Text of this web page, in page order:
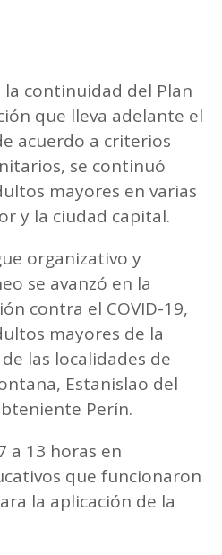
la continuidad del Plan
que lleva adelante el
acuerdo a criterios
se continuó
mayores en varias
y la ciudad capital.
organizativo y
se avanzó en la
contra el COVID-19,
mayores de la
las localidades de
Estanislao del
Perín.
a 13 horas en
que funcionaron
la aplicación de la